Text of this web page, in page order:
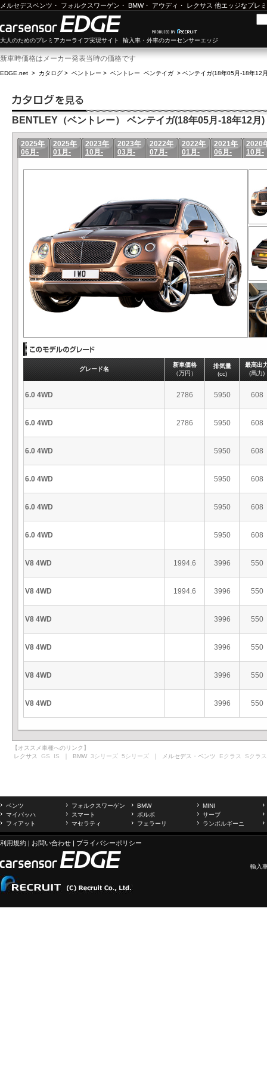
メルセデスベンツ ・ フォルクスワーゲン ・ BMW・ アウディ ・ レクサス 他エッジなプレ
大人のためのプレミアカーライフ実現サイト 輸入車・外車のカーセンサーエッジ
新車時価格はメーカー発表当時の価格です
EDGE.net > カタログ > ベントレー > ベントレー ベンテイガ > ベンテイガ(18年05月-18年12
BENTLEY（ベントレー） ベンテイガ(18年05月-18年12月)
2025年
06月-
2025年
01月-
2023年
10月-
2023年
03月-
2022年
07月-
2022年
01月-
2021年
06月-
2020
10月-
グレード名
新車価格
（万円）
排気量
(cc)
最高出
(馬力)
6.0 4WD 2786 5950 608
6.0 4WD 2786 5950 608
6.0 4WD 5950 608
6.0 4WD 5950 608
6.0 4WD 5950 608
6.0 4WD 5950 608
V8 4WD 1994.6 3996 550
V8 4WD 1994.6 3996 550
V8 4WD 3996 550
V8 4WD 3996 550
V8 4WD 3996 550
V8 4WD 3996 550
【オススメ車種へのリンク】
レクサス GS IS ｜ BMW 3シリーズ 5シリーズ ｜ メルセデス・ベンツ Eクラス Sクラス
ベンツ フォルクスワーゲン BMW
MINI
マイバッハ
スマート ボルボ
サーブ
フィアット
マセラティ フェラーリ ランボルギーニ
利用規約 | お問い合わせ | プライバシーポリシー
輸入